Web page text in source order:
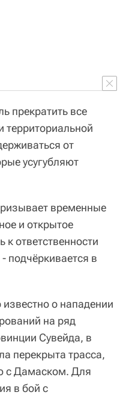
прекратить все
территориальной
от
усугубляют
временные
и открытое
к ответственности
подчёркивается в
о нападении
на ряд
Сувейда, в
перекрыта трасса,
с Дамаском. Для
в бой с